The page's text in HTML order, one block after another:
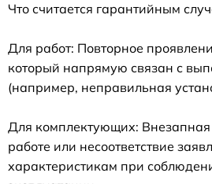
Что считается гарантийным
Для работ: Повторное
который напрямую связан с
(например, неправильная
Для комплектующих: Внезапная
работе или несоответствие
характеристикам при